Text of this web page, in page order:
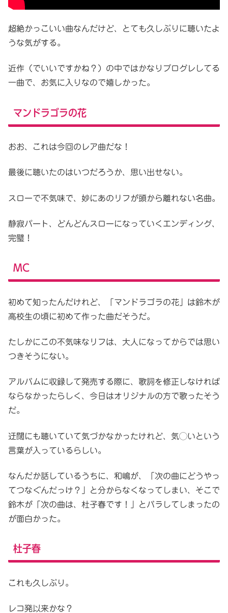
超絶かっこいい曲なんだけど、とても久しぶりに聴いたよ
うな気がする。
近作（でいいですかね？）の中ではかなりプログレしてる
一曲で、お気に入りなので嬉しかった。
マンドラゴラの花
おお、これは今回のレア曲だな！
最後に聴いたのはいつだろうか、思い出せない。
スローで不気味で、妙にあのリフが頭から離れない名曲。
静寂パート、どんどんスローになっていくエンディング、
完璧！
MC
初めて知ったんだけれど、「マンドラゴラの花」は鈴木が
高校生の頃に初めて作った曲だそうだ。
たしかにこの不気味なリフは、大人になってからでは思い
つきそうにない。
アルバムに収録して発売する際に、歌詞を修正しなければ
ならなかったらしく、今日はオリジナルの方で歌ったそう
だ。
迂闊にも聴いていて気づかなかったけれど、気◯いという
言葉が入っているらしい。
なんだか話しているうちに、和嶋が、「次の曲にどうやっ
てつなぐんだっけ？」と分からなくなってしまい、そこで
鈴木が「次の曲は、杜子春です！」とバラしてしまったの
が面白かった。
杜子春
これも久しぶり。
レコ発以来かな？